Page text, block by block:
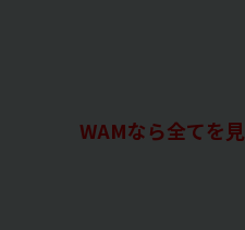
WAMなら全てを